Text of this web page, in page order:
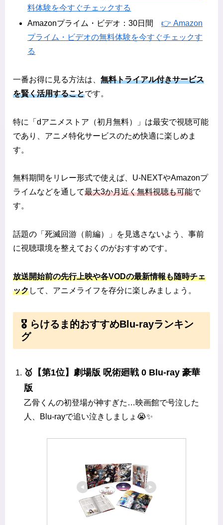
料体験を今すぐチェックする
Amazonプライム・ビデオ：30日間👉 Amazon
プライム・ビデオの無料体験を今すぐチェックす
る
一番お得に見る方法は、 無料トライアル付きサービス
を賢く活用することです。
特に「dアニメストア（初月無料）」は最安で視聴可能
であり、アニメ特化サービスのため快適に楽しめま
す。
無料期間をリレー形式で使えば、U-NEXTやAmazonプ
ライムなどを通して最大3か月近く無料視聴も可能で
す。
話題の「死滅回游（前編）」を見逃さないよう、事前
に視聴環境を整えておくのがおすすめです。
放送開始前の先行上映や各VODの最新情報も随時チェ
ックして、アニメライフを存分に楽しみましょう。
🎖️ らけるま的おすすめBlu-rayランキン
グ
🥇【第1位】劇場版 呪術廻戦 0 Blu-ray 豪華
版
乙骨くんの初登場が神すぎた…映画館で号泣した
人、Blu-rayで追い泣きしましょ😭✨